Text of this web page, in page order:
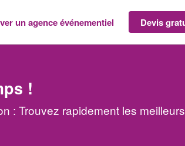
un agence événementiel Devis
!
: Trouvez rapidement les